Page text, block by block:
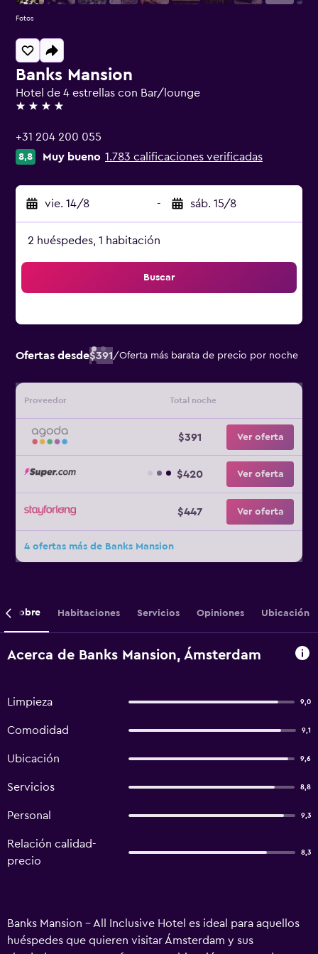
Banks Mansion
Hotel de 4 estrellas con Bar/lounge
4 estrellas
+31 204 200 055
8,8 Muy bueno 1.783 calificaciones verificadas
vie. 14/8 - sáb. 15/8
2 huéspedes, 1 habitación
Buscar
Ofertas desde$391/Oferta más barata de precio por noche
Proveedor Total noche
$391 Ver oferta
$420 Ver oferta
$447 Ver oferta
4 ofertas más de Banks Mansion
Fotos
Sobre Habitaciones Servicios Opiniones Ubicación
Acerca de Banks Mansion, Ámsterdam
Limpieza 9,0
Comodidad 9,1
Ubicación 9,6
Servicios 8,8
Personal 9,3
Relación calidad-
precio
8,3
Banks Mansion - All Inclusive Hotel es ideal para aquellos
huéspedes que quieren visitar Ámsterdam y sus